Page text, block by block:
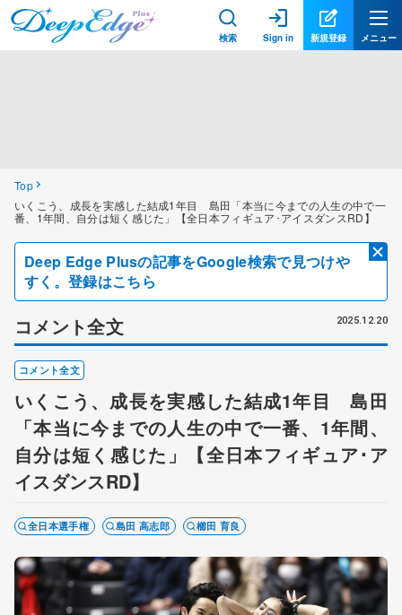
検索 Sign in 新規登録 メニュー
Top
いくこう、成長を実感した結成1年目 島田「本当に今までの人生の中で一
番、1年間、自分は短く感じた」【全日本フィギュア･アイスダンスRD】
Deep Edge Plusの記事をGoogle検索で見つけや
すく。登録はこちら
コメント全文 2025.12.20
コメント全文
いくこう、成長を実感した結成1年目 島田
「本当に今までの人生の中で一番、1年間、
自分は短く感じた」【全日本フィギュア･ア
イスダンスRD】
全日本選手権 島田 高志郎 櫛田 育良